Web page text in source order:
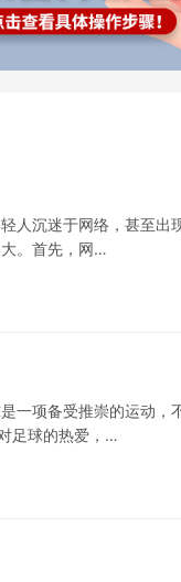
人沉迷于网络，甚至
。首先，网…
一项备受推崇的运动
足球的热爱，…